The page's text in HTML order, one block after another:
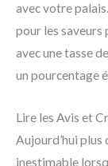
avec votre
pour les saveurs
avec une tasse de
un pourcentage
Lire les Avis et
Aujourd’hui plus
inestimable